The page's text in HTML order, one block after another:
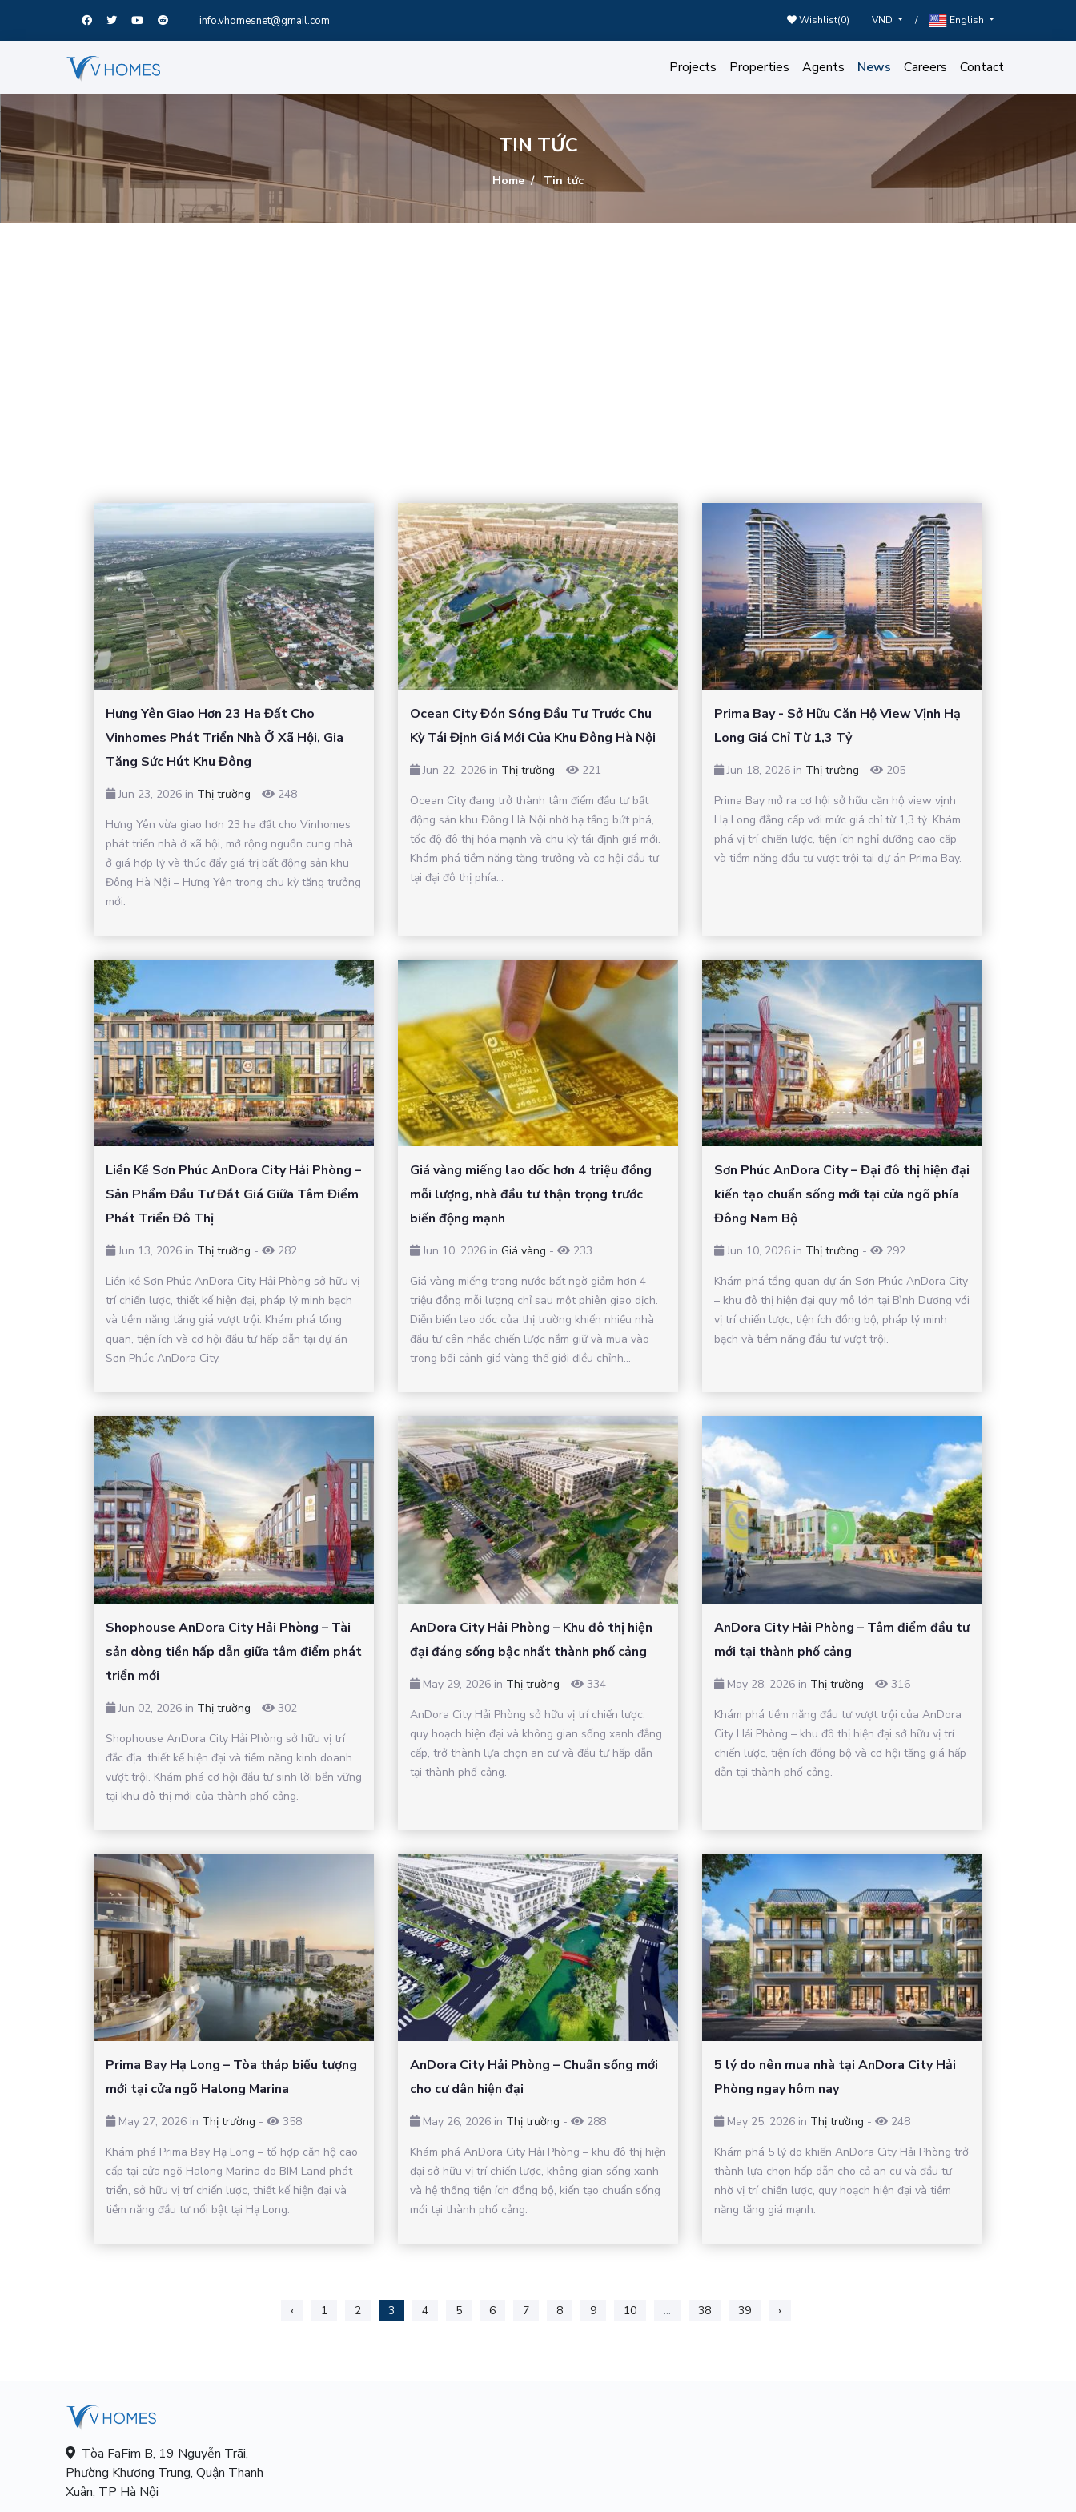
info.vhomesnet@gmail.com Wishlist(0) VND / English
Projects Properties Agents News Careers Contact
TIN TỨC
Home Tin tức
Hưng Yên Giao Hơn 23 Ha Đất Cho
Vinhomes Phát Triển Nhà Ở Xã Hội, Gia
Tăng Sức Hút Khu Đông
Jun 23, 2026 in Thị trường -
248
Hưng Yên vừa giao hơn 23 ha đất cho Vinhomes
phát triển nhà ở xã hội, mở rộng nguồn cung nhà
ở giá hợp lý và thúc đẩy giá trị bất động sản khu
Đông Hà Nội – Hưng Yên trong chu kỳ tăng trưởng
mới.
Ocean City Đón Sóng Đầu Tư Trước Chu
Kỳ Tái Định Giá Mới Của Khu Đông Hà Nội
Jun 22, 2026 in Thị trường -
221
Ocean City đang trở thành tâm điểm đầu tư bất
động sản khu Đông Hà Nội nhờ hạ tầng bứt phá,
tốc độ đô thị hóa mạnh và chu kỳ tái định giá mới.
Khám phá tiềm năng tăng trưởng và cơ hội đầu tư
tại đại đô thị phía...
Prima Bay - Sở Hữu Căn Hộ View Vịnh Hạ
Long Giá Chỉ Từ 1,3 Tỷ
Jun 18, 2026 in Thị trường -
205
Prima Bay mở ra cơ hội sở hữu căn hộ view vịnh
Hạ Long đẳng cấp với mức giá chỉ từ 1,3 tỷ. Khám
phá vị trí chiến lược, tiện ích nghỉ dưỡng cao cấp
và tiềm năng đầu tư vượt trội tại dự án Prima Bay.
Liền Kề Sơn Phúc AnDora City Hải Phòng –
Sản Phẩm Đầu Tư Đắt Giá Giữa Tâm Điểm
Phát Triển Đô Thị
Jun 13, 2026 in Thị trường -
282
Liền kề Sơn Phúc AnDora City Hải Phòng sở hữu vị
trí chiến lược, thiết kế hiện đại, pháp lý minh bạch
và tiềm năng tăng giá vượt trội. Khám phá tổng
quan, tiện ích và cơ hội đầu tư hấp dẫn tại dự án
Sơn Phúc AnDora City.
Giá vàng miếng lao dốc hơn 4 triệu đồng
mỗi lượng, nhà đầu tư thận trọng trước
biến động mạnh
Jun 10, 2026 in Giá vàng -
233
Giá vàng miếng trong nước bất ngờ giảm hơn 4
triệu đồng mỗi lượng chỉ sau một phiên giao dịch.
Diễn biến lao dốc của thị trường khiến nhiều nhà
đầu tư cân nhắc chiến lược nắm giữ và mua vào
trong bối cảnh giá vàng thế giới điều chỉnh...
Sơn Phúc AnDora City – Đại đô thị hiện đại
kiến tạo chuẩn sống mới tại cửa ngõ phía
Đông Nam Bộ
Jun 10, 2026 in Thị trường -
292
Khám phá tổng quan dự án Sơn Phúc AnDora City
– khu đô thị hiện đại quy mô lớn tại Bình Dương với
vị trí chiến lược, tiện ích đồng bộ, pháp lý minh
bạch và tiềm năng đầu tư vượt trội.
Shophouse AnDora City Hải Phòng – Tài
sản dòng tiền hấp dẫn giữa tâm điểm phát
triển mới
Jun 02, 2026 in Thị trường -
302
Shophouse AnDora City Hải Phòng sở hữu vị trí
đắc địa, thiết kế hiện đại và tiềm năng kinh doanh
vượt trội. Khám phá cơ hội đầu tư sinh lời bền vững
tại khu đô thị mới của thành phố cảng.
AnDora City Hải Phòng – Khu đô thị hiện
đại đáng sống bậc nhất thành phố cảng
May 29, 2026 in Thị trường -
334
AnDora City Hải Phòng sở hữu vị trí chiến lược,
quy hoạch hiện đại và không gian sống xanh đẳng
cấp, trở thành lựa chọn an cư và đầu tư hấp dẫn
tại thành phố cảng.
AnDora City Hải Phòng – Tâm điểm đầu tư
mới tại thành phố cảng
May 28, 2026 in Thị trường -
316
Khám phá tiềm năng đầu tư vượt trội của AnDora
City Hải Phòng – khu đô thị hiện đại sở hữu vị trí
chiến lược, tiện ích đồng bộ và cơ hội tăng giá hấp
dẫn tại thành phố cảng.
Prima Bay Hạ Long – Tòa tháp biểu tượng
mới tại cửa ngõ Halong Marina
May 27, 2026 in Thị trường -
358
Khám phá Prima Bay Hạ Long – tổ hợp căn hộ cao
cấp tại cửa ngõ Halong Marina do BIM Land phát
triển, sở hữu vị trí chiến lược, thiết kế hiện đại và
tiềm năng đầu tư nổi bật tại Hạ Long.
AnDora City Hải Phòng – Chuẩn sống mới
cho cư dân hiện đại
May 26, 2026 in Thị trường -
288
Khám phá AnDora City Hải Phòng – khu đô thị hiện
đại sở hữu vị trí chiến lược, không gian sống xanh
và hệ thống tiện ích đồng bộ, kiến tạo chuẩn sống
mới tại thành phố cảng.
5 lý do nên mua nhà tại AnDora City Hải
Phòng ngay hôm nay
May 25, 2026 in Thị trường -
248
Khám phá 5 lý do khiến AnDora City Hải Phòng trở
thành lựa chọn hấp dẫn cho cả an cư và đầu tư
nhờ vị trí chiến lược, quy hoạch hiện đại và tiềm
năng tăng giá mạnh.
‹ 1 2 3 4 5 6 7 8 9 10 ... 38 39 ›
Tòa FaFim B, 19 Nguyễn Trãi,
Phường Khương Trung, Quận Thanh
Xuân, TP Hà Nội